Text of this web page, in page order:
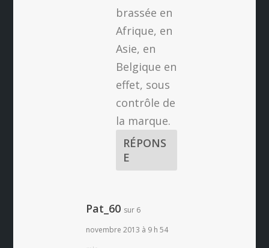
brassée en
Afrique, en
Asie, en
Belgique en
effet, sous
contrôle de
la marque.
RÉPONS
E
Pat_60 sur 6
novembre 2013 à 9 h 54